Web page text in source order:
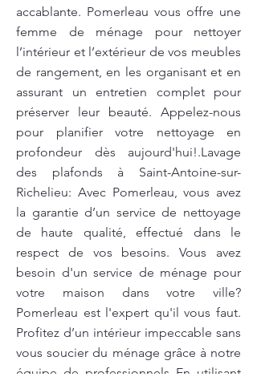
accablante. Pomerleau vous offre une
femme de ménage pour nettoyer
l’intérieur et l’extérieur de vos meubles
de rangement, en les organisant et en
assurant un entretien complet pour
préserver leur beauté. Appelez-nous
pour planifier votre nettoyage en
profondeur dès aujourd'hui!.Lavage
des plafonds à Saint-Antoine-sur-
Richelieu: Avec Pomerleau, vous avez
la garantie d’un service de nettoyage
de haute qualité, effectué dans le
respect de vos besoins. Vous avez
besoin d'un service de ménage pour
votre maison dans votre ville?
Pomerleau est l'expert qu'il vous faut.
Profitez d’un intérieur impeccable sans
vous soucier du ménage grâce à notre
équipe de professionnels En utilisant